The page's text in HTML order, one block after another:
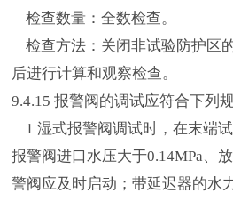
检查数量：全数检查。
检查方法：关闭非试验防护区
后进行计算和观察检查。
9.4.15 报警阀的调试应符合下列规
1 湿式报警阀调试时，在末端
报警阀进口水压大于0.14MPa、
警阀应及时启动；带延迟器的水